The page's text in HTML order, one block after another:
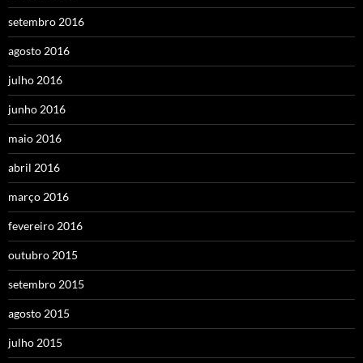
setembro 2016
agosto 2016
julho 2016
junho 2016
maio 2016
abril 2016
março 2016
fevereiro 2016
outubro 2015
setembro 2015
agosto 2015
julho 2015